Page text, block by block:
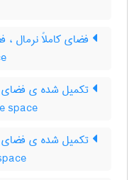
فضای کاملاً نرمال ،
تکمیل شده ی فضای
space
تکمیل شده ی